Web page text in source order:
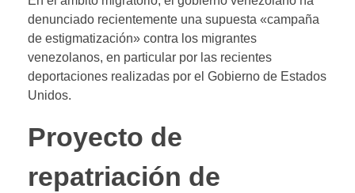
denunciado recientemente una supuesta «campaña
de estigmatización» contra los migrantes
venezolanos, en particular por las recientes
deportaciones realizadas por el Gobierno de Estados
Unidos.
Proyecto de
repatriación de